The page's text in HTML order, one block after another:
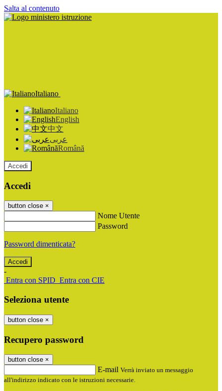
Salta al contenuto
Italiano
Italiano
English
中文
عربى
Română
Accedi
Accedi
button close ×
Nome Utente
Password
Password dimenticata?
-
Entra con SPID Entra con CIE
Seleziona utente
button close ×
Recupero password
button close ×
E-mail Verrà inviato un messaggio
all'indirizzo indicato con le istruzioni necessarie.